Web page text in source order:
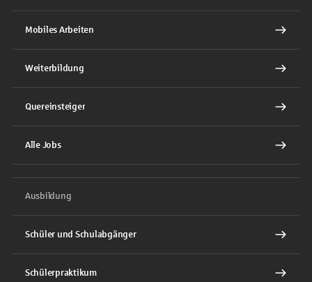
Mobiles Arbeiten
Weiterbildung
Quereinsteiger
Alle Jobs
Ausbildung
Schüler und Schulabgänger
Schülerpraktikum